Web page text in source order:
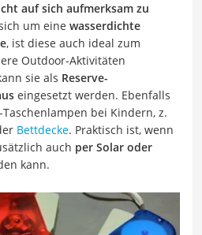
auf sich aufmerksam zu
um eine wasserdichte
, ist diese auch ideal zum
Outdoor-Aktivitäten
sie als Reserve-
eingesetzt werden. Ebenfalls
bei Kindern, z.
Bettdecke. Praktisch ist, wenn
auch per Solar oder
kann.